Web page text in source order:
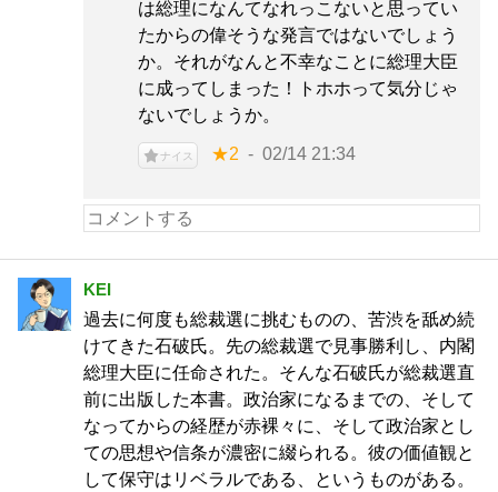
は総理になんてなれっこないと思ってい
たからの偉そうな発言ではないでしょう
か。それがなんと不幸なことに総理大臣
に成ってしまった！トホホって気分じゃ
ないでしょうか。
ナイス ★2 02/14 21:34
KEI
過去に何度も総裁選に挑むものの、苦渋を舐め続
けてきた石破氏。先の総裁選で見事勝利し、内閣
総理大臣に任命された。そんな石破氏が総裁選直
前に出版した本書。政治家になるまでの、そして
なってからの経歴が赤裸々に、そして政治家とし
ての思想や信条が濃密に綴られる。彼の価値観と
して保守はリベラルである、というものがある。